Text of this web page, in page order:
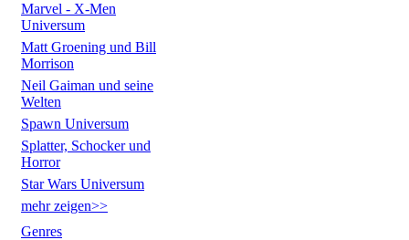
Marvel - X-Men
Universum
Matt Groening und Bill
Morrison
Neil Gaiman und seine
Welten
Spawn Universum
Splatter, Schocker und
Horror
Star Wars Universum
mehr zeigen>>
Genres